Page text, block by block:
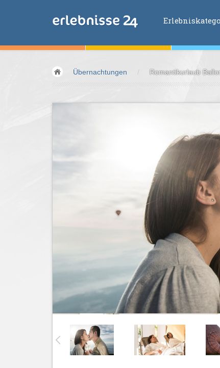
Fliegen &
Essen &
Wellness &
Wasser &
Lifestyle &
Übernachtungen / Romantikurlaub